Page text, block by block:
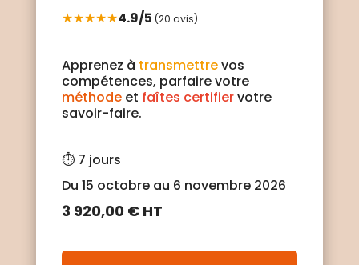
★★★★★4.9/5 (20 avis)
Apprenez à transmettrevos
compétences, parfaire votre
méthodeet faîtes certifiervotre
savoir-faire.
⏱️7 jours
Du 15 octobre au 6 novembre 2026
3 920,00 € HT